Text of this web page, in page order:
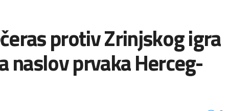
protiv Zrinjskog igra
naslov prvaka Herceg-